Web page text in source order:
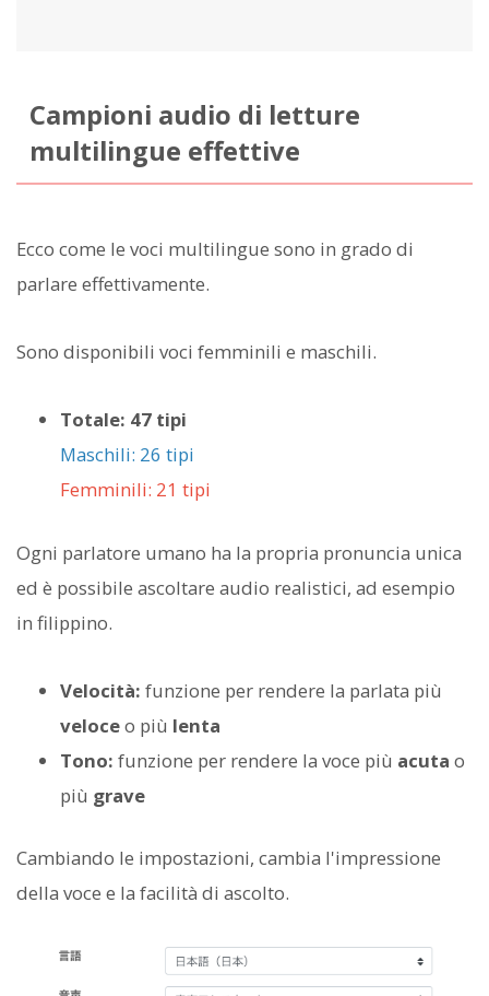
Campioni audio di letture
multilingue effettive
Ecco come le voci multilingue sono in grado di
parlare effettivamente.
Sono disponibili voci femminili e maschili.
Totale: 47 tipi
Maschili: 26 tipi
Femminili: 21 tipi
Ogni parlatore umano ha la propria pronuncia unica
ed è possibile ascoltare audio realistici, ad esempio
in filippino.
Velocità: funzione per rendere la parlata più
veloceo più lenta
Tono: funzione per rendere la voce più acuta o
più grave
Cambiando le impostazioni, cambia l'impressione
della voce e la facilità di ascolto.